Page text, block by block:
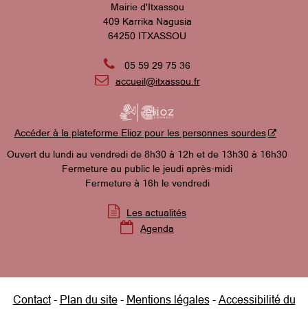
Mairie d'Itxassou
409 Karrika Nagusia
64250 ITXASSOU
 05 59 29 75 36
 accueil@itxassou.fr
Accéder à la plateforme Elioz pour les personnes sourdes
Ouvert du lundi au vendredi de 8h30 à 12h et de 13h30 à 16h30
Fermeture au public le jeudi après-midi
Fermeture à 16h le vendredi
 Les actualités
 Agenda
Contact Plan du site Mentions légales Accessibilité du